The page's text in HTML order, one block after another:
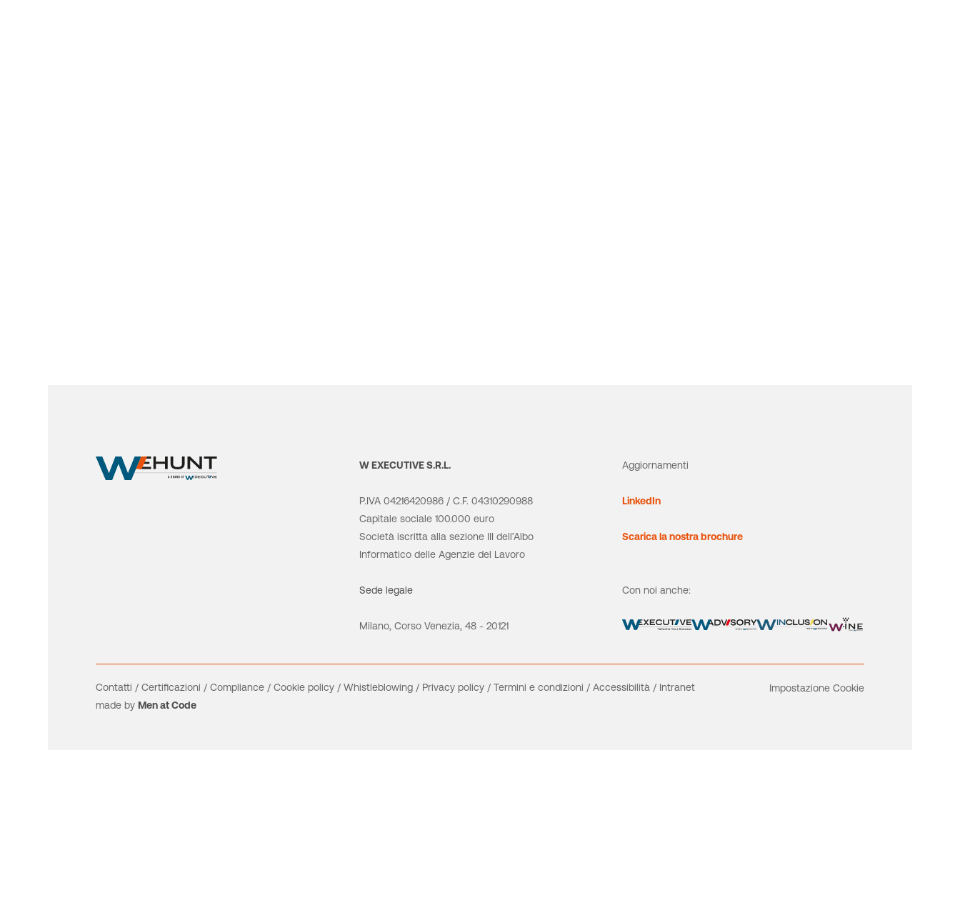
W EXECUTIVE S.R.L.
P.IVA 04216420986 / C.F. 04310290988
Capitale sociale 100.000 euro
Società iscritta alla sezione III dell’Albo
Informatico delle Agenzie del Lavoro
Sede legale
Milano, Corso Venezia, 48 - 20121
Aggiornamenti
LinkedIn
Scarica la nostra brochure
Con noi anche:
Contatti /Certificazioni /Compliance /Cookie policy /Whistleblowing / Privacy policy /Termini e condizioni /Accessibilità / Intranet
Impostazione Cookie
made byMen at Code